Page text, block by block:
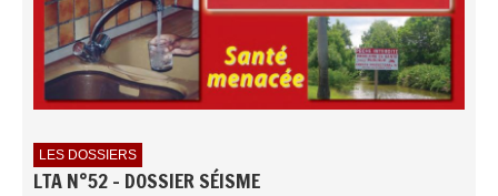
LES DOSSIERS
LTA N°52 - DOSSIER SÉISME